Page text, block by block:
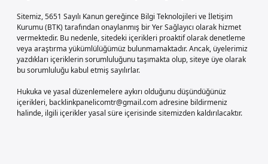
Sitemiz, 5651 Sayılı Kanun gereğince Bilgi Teknolojileri ve İletişim
Kurumu (BTK) tarafından onaylanmış bir Yer Sağlayıcı olarak hizmet
vermektedir. Bu nedenle, sitedeki içerikleri proaktif olarak denetleme
veya araştırma yükümlülüğümüz bulunmamaktadır. Ancak, üyelerimiz
yazdıkları içeriklerin sorumluluğunu taşımakta olup, siteye üye olarak
bu sorumluluğu kabul etmiş sayılırlar.
Hukuka ve yasal düzenlemelere aykırı olduğunu düşündüğünüz
içerikleri, backlinkpanelicomtr@gmail.comadresine bildirmeniz
halinde, ilgili içerikler yasal süre içerisinde sitemizden kaldırılacaktır.